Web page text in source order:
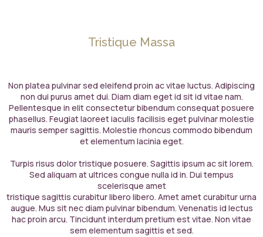
Tristique Massa
Non platea pulvinar sed eleifend proin ac vitae luctus. Adipiscing
non dui purus amet dui. Diam diam eget id sit id vitae nam.
Pellentesque in elit consectetur bibendum consequat posuere
phasellus. Feugiat laoreet iaculis facilisis eget pulvinar molestie
mauris semper sagittis. Molestie rhoncus commodo bibendum
et elementum lacinia eget.
Turpis risus dolor tristique posuere. Sagittis ipsum ac sit lorem.
Sed aliquam at ultrices congue nulla id in. Dui tempus
scelerisque amet
tristique sagittis curabitur libero libero. Amet amet curabitur urna
augue. Mus sit nec diam pulvinar bibendum. Venenatis id lectus
hac proin arcu. Tincidunt interdum pretium est vitae. Non vitae
sem elementum sagittis et sed.